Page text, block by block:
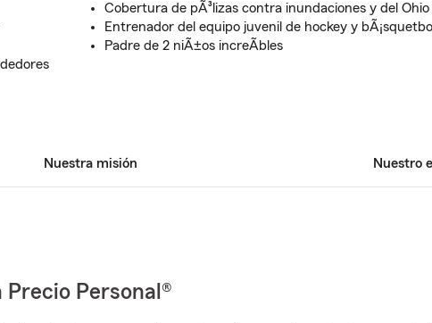
Cobertura de pÃ³lizas contra inundaciones y del Ohio
Entrenador del equipo juvenil de hockey y bÃ¡squetbol
Padre de 2 niÃ±os increÃ­bles
Nuestra misión Nuestro
Personal®